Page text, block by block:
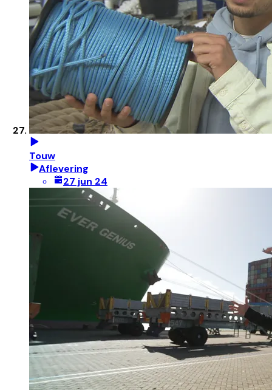
Touw
Aflevering
27 jun 24